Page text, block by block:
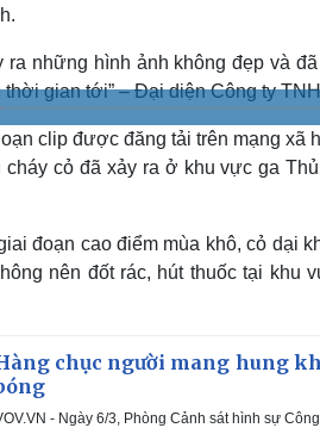
ra những hình ảnh không đẹp và
gian tới” – Đại diện Công ty
clip được đăng tải trên mạng xã
cỏ đã xảy ra ở khu vực ga
đoạn cao điểm mùa khô, cỏ dại
nên đốt rác, hút thuốc tại khu
chục người mang hung
- Ngày 6/3, Phòng Cảnh sát hình sự